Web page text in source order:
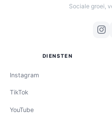
Sociale groei,
DIENSTEN
Instagram
TikTok
YouTube